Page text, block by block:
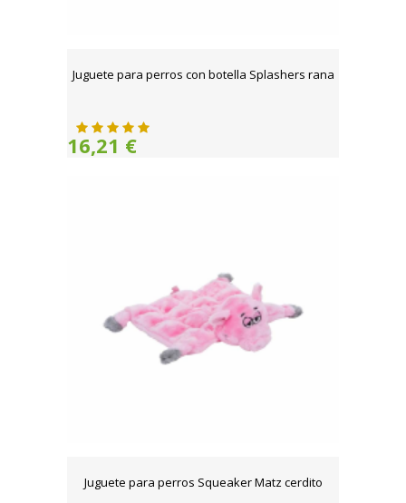
Juguete para perros con botella Splashers rana
16,21 €
Juguete para perros Squeaker Matz cerdito